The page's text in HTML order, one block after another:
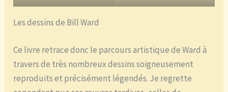
Les dessins de Bill Ward
Ce livre retrace donc le parcours artistique de Ward à
travers de très nombreux dessins soigneusement
reproduits et précisément légendés. Je regrette